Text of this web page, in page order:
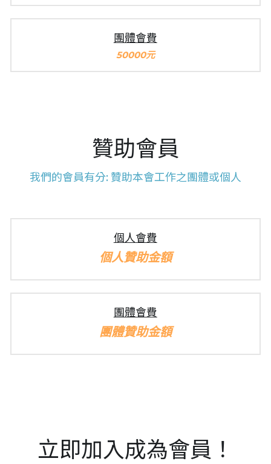
團體會費
50000元
贊助會員
我們的會員有分: 贊助本會工作之團體或個人
個人會費
個人贊助金額
團體會費
團體贊助金額
立即加入成為會員！